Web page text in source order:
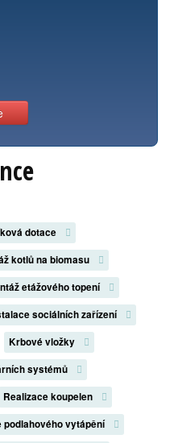
dotace
kotlů na biomasu
etážového topení
sociálních zařízení
Krbové vložky
systémů
Realizace koupelen
podlahového vytápění